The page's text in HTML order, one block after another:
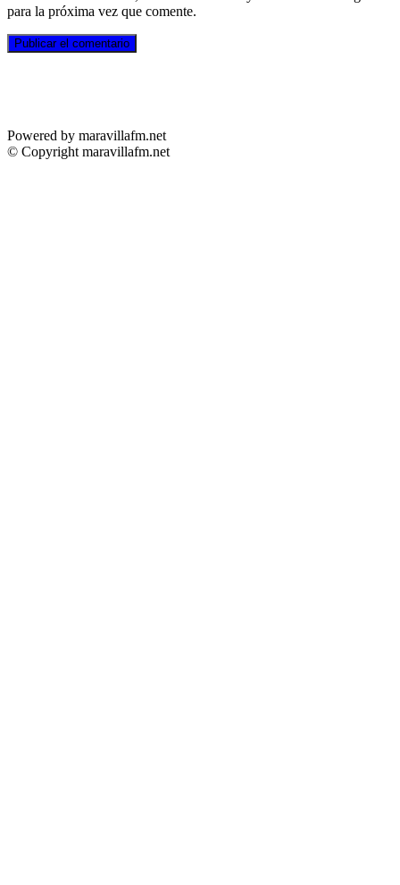
para la próxima vez que comente.
Powered by maravillafm.net
© Copyright maravillafm.net